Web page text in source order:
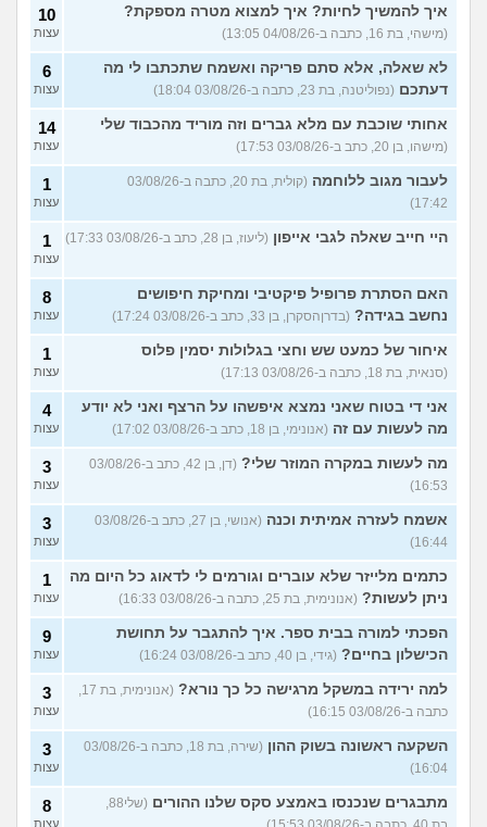
איך להמשיך לחיות? איך למצוא מטרה מספקת?
(מישהי, בת 16, כתבה ב-04/08/26 13:05)
10
עצות
לא שאלה, אלא סתם פריקה ואשמח שתכתבו לי מה
דעתכם (נפוליטנה, בת 23, כתבה ב-03/08/26 18:04)
6
עצות
אחותי שוכבת עם מלא גברים וזה מוריד מהכבוד שלי
(מישהו, בן 20, כתב ב-03/08/26 17:53)
14
עצות
לעבור מגוב ללוחמה
(קולית, בת 20, כתבה ב-03/08/26
17:42)
1
עצות
היי חייב שאלה לגבי אייפון (ליעוז, בן 28, כתב ב-03/08/26 17:33) 1
עצות
האם הסתרת פרופיל פיקטיבי ומחיקת חיפושים
נחשב בגידה? (בדרןהסקרן, בן 33, כתב ב-03/08/26 17:24)
8
עצות
איחור של כמעט שש וחצי בגלולות יסמין פלוס
(סנאית, בת 18, כתבה ב-03/08/26 17:13)
1
עצות
אני די בטוח שאני נמצא איפשהו על הרצף ואני לא יודע
מה לעשות עם זה (אנונימי, בן 18, כתב ב-03/08/26 17:02)
4
עצות
מה לעשות במקרה המוזר שלי?
(דן, בן 42, כתב ב-03/08/26
16:53)
3
עצות
אשמח לעזרה אמיתית וכנה
(אנושי, בן 27, כתב ב-03/08/26
16:44)
3
עצות
כתמים מלייזר שלא עוברים וגורמים לי לדאוג כל היום מה
ניתן לעשות? (אנונימית, בת 25, כתבה ב-03/08/26 16:33)
1
עצות
הפכתי למורה בבית ספר. איך להתגבר על תחושת
הכישלון בחיים? (גידי, בן 40, כתב ב-03/08/26 16:24)
9
עצות
למה ירידה במשקל מרגישה כל כך נורא?
(אנונימית, בת 17,
כתבה ב-03/08/26 16:15)
3
עצות
השקעה ראשונה בשוק ההון
(שירה, בת 18, כתבה ב-03/08/26
16:04)
3
עצות
מתבגרים שנכנסו באמצע סקס שלנו ההורים
(שלי88,
8
עצות